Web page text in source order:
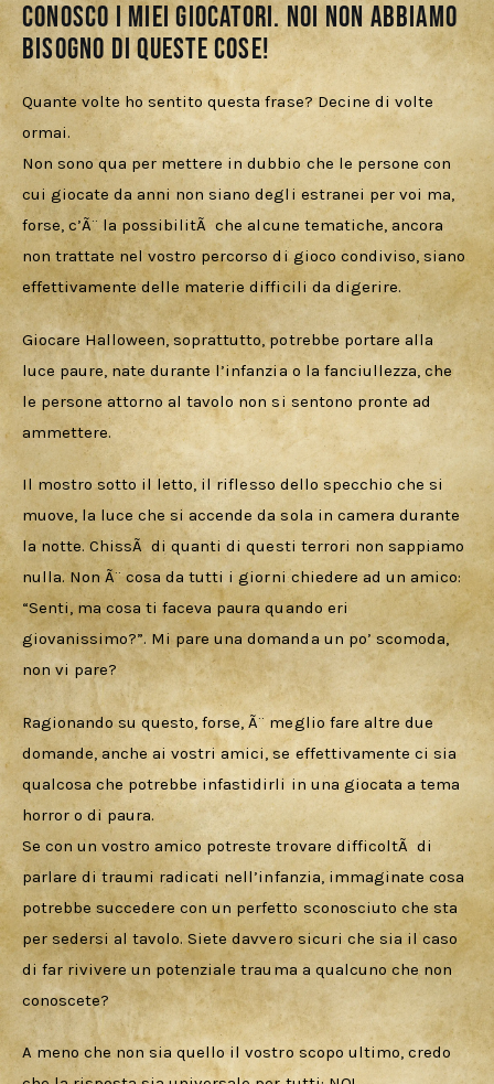
Conosco i miei giocatori. Noi non abbiamo
bisogno di queste cose!
Quante volte ho sentito questa frase? Decine di volte
ormai.
Non sono qua per mettere in dubbio che le persone con
cui giocate da anni non siano degli estranei per voi ma,
forse, c’Ã¨ la possibilitÃ  che alcune tematiche, ancora
non trattate nel vostro percorso di gioco condiviso, siano
effettivamente delle materie difficili da digerire.
Giocare Halloween, soprattutto, potrebbe portare alla
luce paure, nate durante l’infanzia o la fanciullezza, che
le persone attorno al tavolo non si sentono pronte ad
ammettere.
Il mostro sotto il letto, il riflesso dello specchio che si
muove, la luce che si accende da sola in camera durante
la notte. ChissÃ  di quanti di questi terrori non sappiamo
nulla. Non Ã¨ cosa da tutti i giorni chiedere ad un amico:
“Senti, ma cosa ti faceva paura quando eri
giovanissimo?”. Mi pare una domanda un po’ scomoda,
non vi pare?
Ragionando su questo, forse, Ã¨ meglio fare altre due
domande, anche ai vostri amici, se effettivamente ci sia
qualcosa che potrebbe infastidirli in una giocata a tema
horror o di paura.
Se con un vostro amico potreste trovare difficoltÃ  di
parlare di traumi radicati nell’infanzia, immaginate cosa
potrebbe succedere con un perfetto sconosciuto che sta
per sedersi al tavolo. Siete davvero sicuri che sia il caso
di far rivivere un potenziale trauma a qualcuno che non
conoscete?
A meno che non sia quello il vostro scopo ultimo, credo